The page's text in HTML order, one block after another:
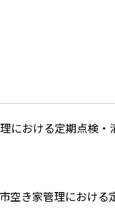
空き家管理におけ